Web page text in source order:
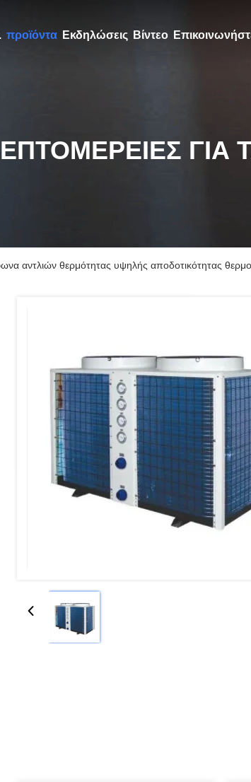
προϊόντα Εκδηλώσεις Βίντεο
ΓΙΑ
αντλιών θερμότητας υψηλής αποδοτικότητας